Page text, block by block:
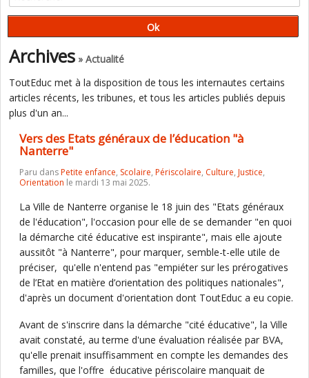
Archives » Actualité
ToutEduc met à la disposition de tous les internautes certains
articles récents, les tribunes, et tous les articles publiés depuis
plus d'un an...
Vers des Etats généraux de l’éducation "à
Nanterre"
Paru dansPetite enfance, Scolaire, Périscolaire, Culture, Justice,
Orientation le mardi 13 mai 2025.
La Ville de Nanterre organise le 18 juin des "Etats généraux
de l'éducation", l'occasion pour elle de se demander "en quoi
la démarche cité éducative est inspirante", mais elle ajoute
aussitôt "à Nanterre", pour marquer, semble-t-elle utile de
préciser, qu'elle n'entend pas "empiéter sur les prérogatives
de l’Etat en matière d’orientation des politiques nationales",
d'après un document d'orientation dont ToutEduc a eu copie.
Avant de s'inscrire dans la démarche "cité éducative", la Ville
avait constaté, au terme d'une évaluation réalisée par BVA,
qu'elle prenait insuffisamment en compte les demandes des
familles, que l'offre éducative périscolaire manquait de